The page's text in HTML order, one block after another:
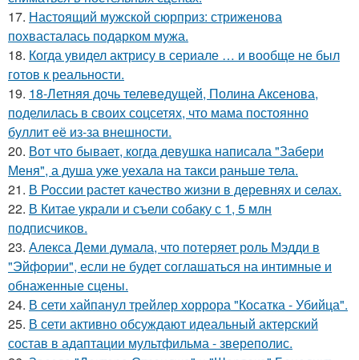
17. Настоящий мужской сюрприз: стриженова
похвасталась подарком мужа.
18. Когда увидел актрису в сериале … и вообще не был
готов к реальности.
19. 18-Летняя дочь телеведущей, Полина Аксенова,
поделилась в своих соцсетях, что мама постоянно
буллит её из-за внешности.
20. Вот что бывает, когда девушка написала "Забери
Меня", а душа уже уехала на такси раньше тела.
21. В России растет качество жизни в деревнях и селах.
22. В Китае украли и съели собаку с 1, 5 млн
подписчиков.
23. Алекса Деми думала, что потеряет роль Мэдди в
"Эйфории", если не будет соглашаться на интимные и
обнаженные сцены.
24. В сети хайпанул трейлер хоррора "Косатка - Убийца".
25. В сети активно обсуждают идеальный актерский
состав в адаптации мультфильма - звереполис.